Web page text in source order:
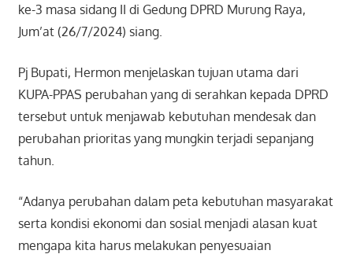
ke-3 masa sidang II di Gedung DPRD Murung Raya,
Jum’at (26/7/2024) siang.
Pj Bupati, Hermon menjelaskan tujuan utama dari
KUPA-PPAS perubahan yang di serahkan kepada DPRD
tersebut untuk menjawab kebutuhan mendesak dan
perubahan prioritas yang mungkin terjadi sepanjang
tahun.
“Adanya perubahan dalam peta kebutuhan masyarakat
serta kondisi ekonomi dan sosial menjadi alasan kuat
mengapa kita harus melakukan penyesuaian